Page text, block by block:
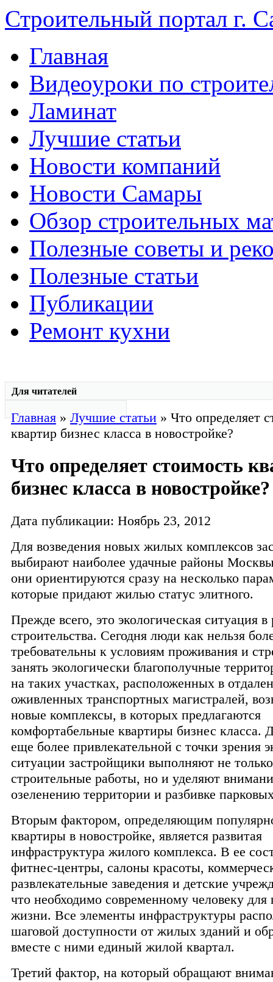
Строительный портал г.
Главная
Видеоуроки по
Ламинат
Лучшие статьи
Новости компаний
Новости Самары
Обзор строительных
Полезные советы и
Полезные статьи
Публикации
Ремонт кухни
Для читателей
Главная»Лучшие статьи » Что определяет
квартир бизнес класса в новостройке?
Что определяет стоимость
бизнес класса в новостройке?
Дата публикации: Ноябрь 23, 2012
Для возведения новых жилых комплексов
выбирают наиболее удачные районы
они ориентируются сразу на несколько
которые придают жилью статус элитного.
Прежде всего, это экологическая ситуация в
строительства. Сегодня люди как нельзя
требовательны к условиям проживания и
занять экологически благополучные
на таких участках, расположенных в
оживленных транспортных магистралей,
новые комплексы, в которых предлагаются
комфортабельные квартиры бизнес класса.
еще более привлекательной с точки зрения
ситуации застройщики выполняют не только
строительные работы, но и уделяют
озеленению территории и разбивке
Вторым фактором, определяющим
квартиры в новостройке, является развитая
инфраструктура жилого комплекса. В ее
фитнес-центры, салоны красоты,
развлекательные заведения и детские
что необходимо современному человеку
жизни. Все элементы инфраструктуры
шаговой доступности от жилых зданий и
вместе с ними единый жилой квартал.
Третий фактор, на который обращают